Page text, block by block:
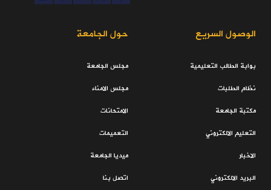
الوصول السريع
بوابة الطالب التعليمية
نظام الطلبات
مكتبة الجامعة
التعليم الالكتروني
الاخبار
البريد الالكتروني
حول الجامعة
مجلس الجامعة
مجلس الامناء
الامتحانات
التعميمات
ميديا الجامعة
اتصل بنا